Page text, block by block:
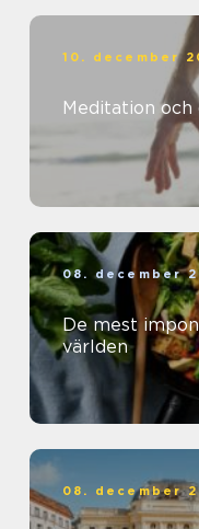
10. december
Meditation
08. december
De mest
världen
08. december